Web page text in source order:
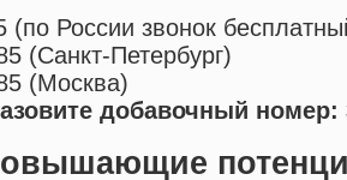
(по России звонок
(Санкт-Петербург)
(Москва)
добавочный номер: